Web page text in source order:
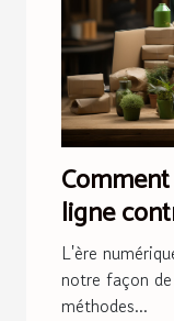
ligne
circulaire
L'ère
notre façon
méthodes...